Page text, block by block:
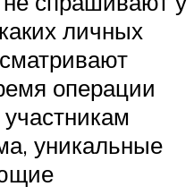
личных
операции
уникальные